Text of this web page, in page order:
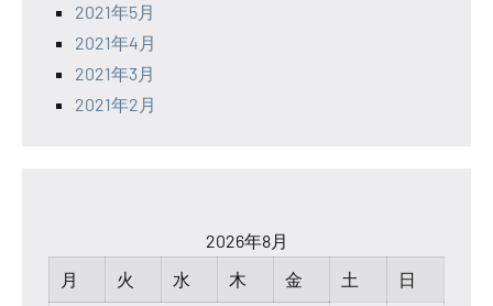
2021年5月
2021年4月
2021年3月
2021年2月
2026年8月
月
火 水 木 金 土 日